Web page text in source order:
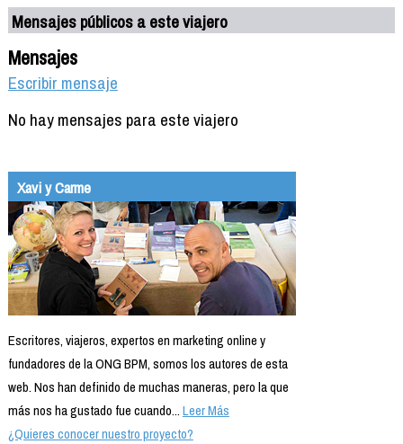
Mensajes públicos a este viajero
Mensajes
Escribir mensaje
No hay mensajes para este viajero
Xavi y Carme
Escritores, viajeros, expertos en marketing online y
fundadores de la ONG BPM, somos los autores de esta
web. Nos han definido de muchas maneras, pero la que
más nos ha gustado fue cuando...Leer Más
¿Quieres conocer nuestro proyecto?